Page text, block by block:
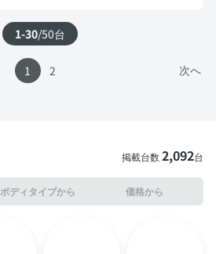
1-30/50台
次へ
1 2
掲載台数2,092台
ボディタイプから 価格から